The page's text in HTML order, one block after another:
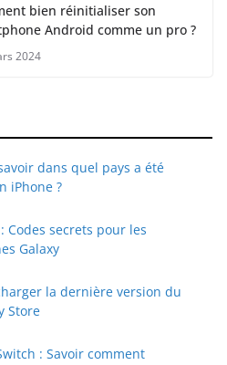
bien réinitialiser son
Android comme un pro ?
2024
dans quel pays a été
iPhone ?
: Codes secrets pour les
Galaxy
la dernière version du
Store
: Savoir comment